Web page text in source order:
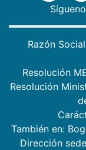
Razón
Resolución
Resolución
También en:
Dirección